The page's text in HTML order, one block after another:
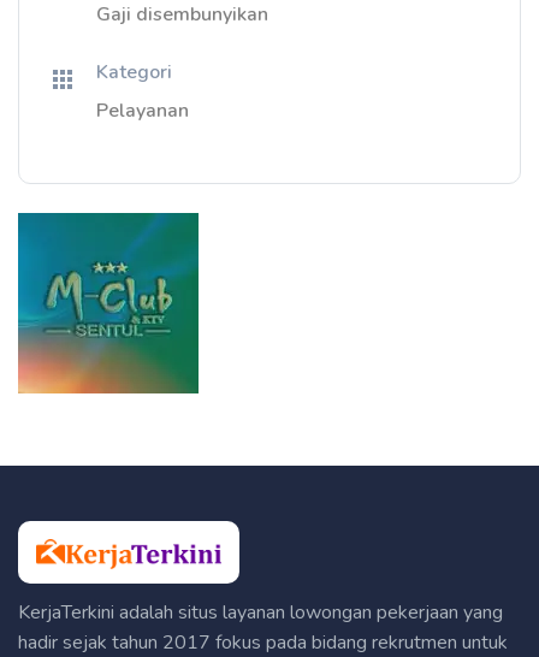
Gaji disembunyikan
Kategori
Pelayanan
KerjaTerkini adalah situs layanan lowongan pekerjaan yang
hadir sejak tahun 2017 fokus pada bidang rekrutmen untuk